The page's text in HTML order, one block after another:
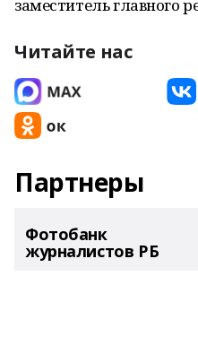
заместитель главного
Читайте нас
Партнеры
Фотобанк
журналистов РБ